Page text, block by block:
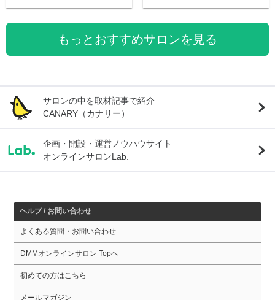
もっとおすすめサロンを見る
サロンの中を取材記事で紹介
CANARY（カナリー）
企画・開設・運営ノウハウサイト
オンラインサロンLab.
ヘルプ / お問い合わせ
よくある質問・お問い合わせ
DMMオンラインサロン Topへ
初めての方はこちら
メールマガジン